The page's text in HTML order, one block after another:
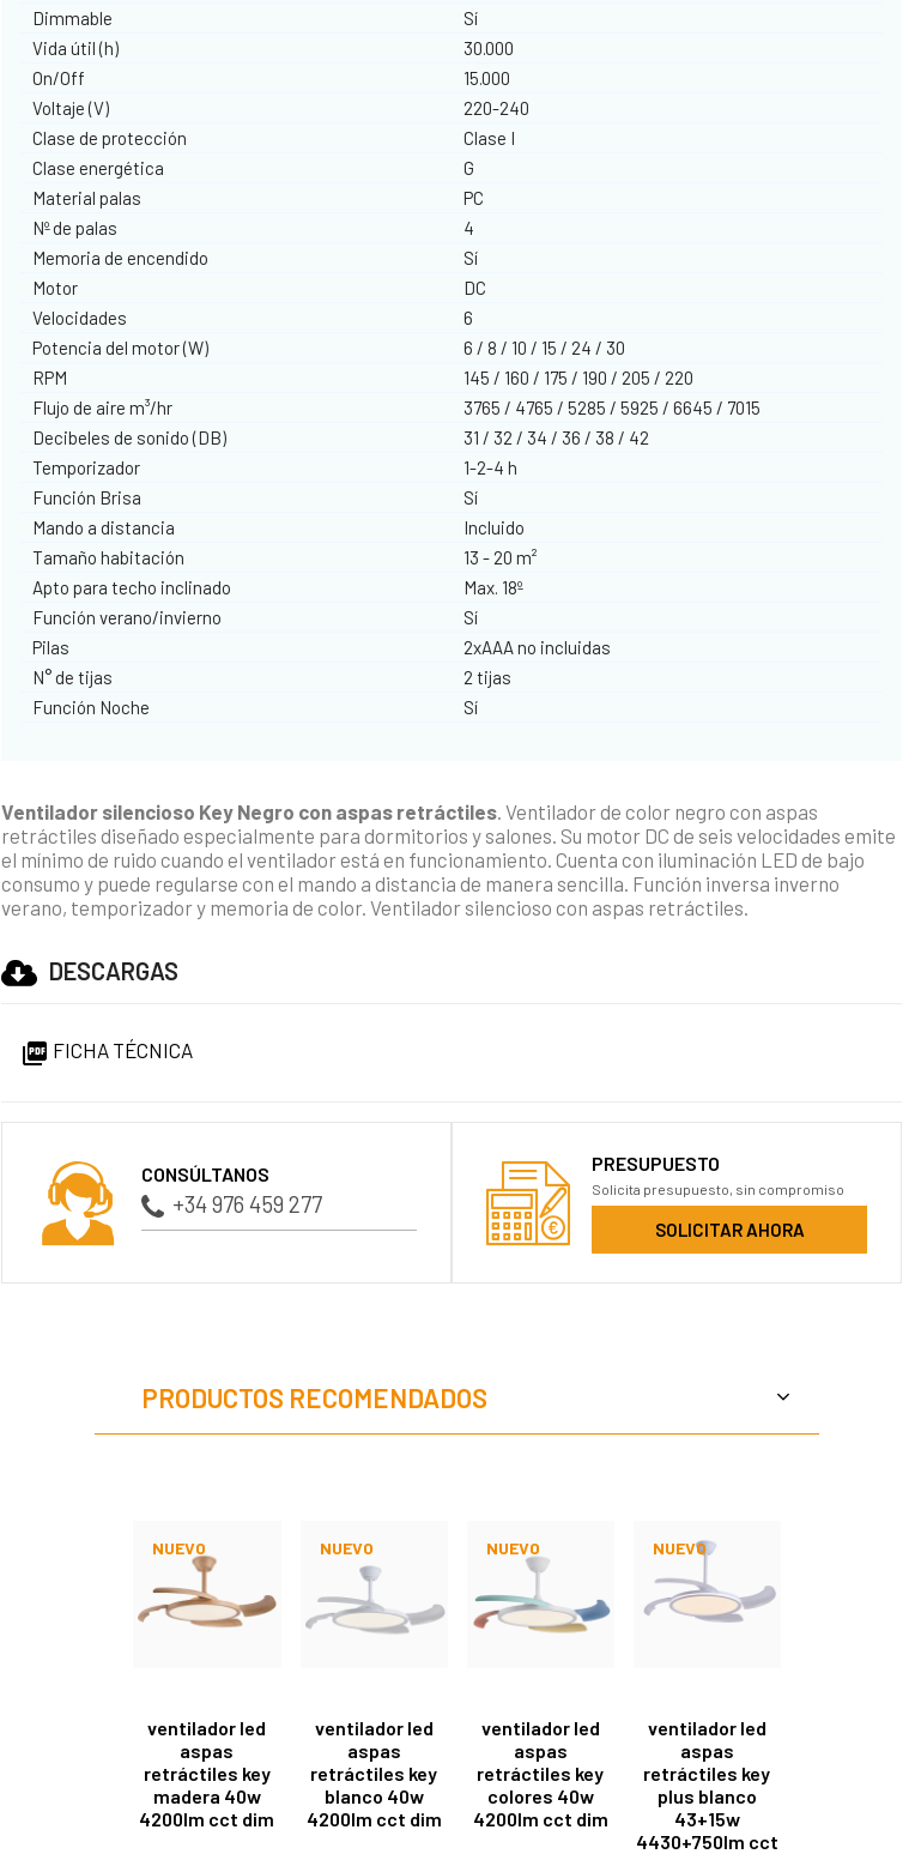
Dimmable
Sí
Vida útil (h)
30.000
On/Off
15.000
Voltaje (V)
220-240
Clase de protección
Clase I
Clase energética
G
Material palas
PC
Nº de palas
4
Memoria de encendido
Sí
Motor
DC
Velocidades
6
Potencia del motor (W)
6 / 8 / 10 / 15 / 24 / 30
RPM
145 / 160 / 175 / 190 / 205 / 220
Flujo de aire m³/hr
3765 / 4765 / 5285 / 5925 / 6645 / 7015
Decibeles de sonido (DB)
31 / 32 / 34 / 36 / 38 / 42
Temporizador
1-2-4 h
Función Brisa
Sí
Mando a distancia
Incluido
Tamaño habitación
13 - 20 m²
Apto para techo inclinado
Max. 18º
Función verano/invierno
Sí
Pilas
2xAAA no incluidas
N° de tijas
2 tijas
Función Noche
Sí
Ventilador silencioso Key Negro con aspas retráctiles . Ventilador de color negro con aspas
retráctiles diseñado especialmente para dormitorios y salones. Su motor DC de seis velocidades emite
el mínimo de ruido cuando el ventilador está en funcionamiento. Cuenta con iluminación LED de bajo
consumo y puede regularse con el mando a distancia de manera sencilla. Función inversa inverno
verano, temporizador y memoria de color. Ventilador silencioso con aspas retráctiles.
DESCARGAS
 FICHA TÉCNICA
CONSÚLTANOS
+34 976 459 277
PRESUPUESTO
Solicita presupuesto, sin compromiso
SOLICITAR AHORA
PRODUCTOS RECOMENDADOS
ventilador led
aspas
retráctiles key
madera 40w
4200lm cct dim
NUEVO
ventilador led
aspas
retráctiles key
blanco 40w
4200lm cct dim
NUEVO
ventilador led
aspas
retráctiles key
colores 40w
4200lm cct dim
NUEVO
ventilador led
aspas
retráctiles key
plus blanco
43+15w
4430+750lm cct
NUEVO